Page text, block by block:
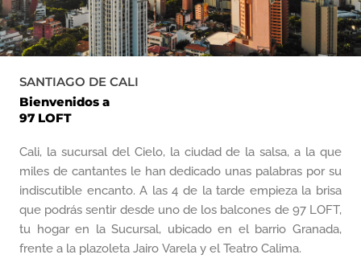
SANTIAGO DE CALI
Bienvenidos a
97 LOFT
Cali, la sucursal del Cielo, la ciudad de la salsa, a la que
miles de cantantes le han dedicado unas palabras por su
indiscutible encanto. A las 4 de la tarde empieza la brisa
que podrás sentir desde uno de los balcones de 97 LOFT,
tu hogar en la Sucursal, ubicado en el barrio Granada,
frente a la plazoleta Jairo Varela y el Teatro Calima.